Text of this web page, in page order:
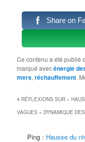
Share on
Ce contenu a été publié
marqué avecénergie
mers,réchauffement.
4 RÉFLEXIONS SUR «
VAGUES = DYNAMIQUE
Ping : Hausse du